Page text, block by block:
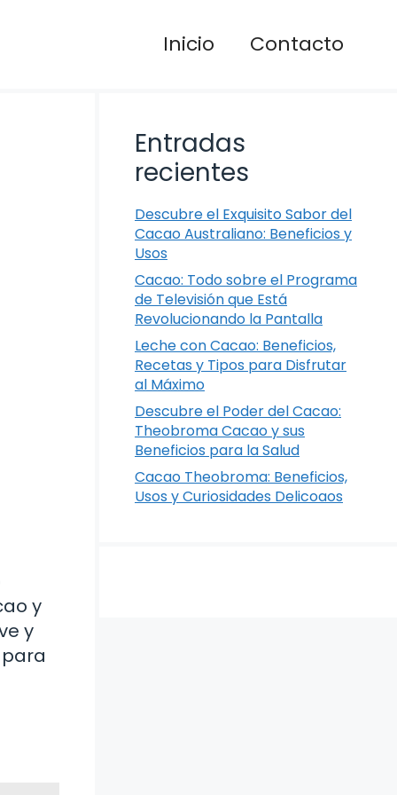
Inicio Contacto
y
y
Entradas
recientes
Descubre el Exquisito Sabor del
Cacao Australiano: Beneficios y
Usos
Cacao: Todo sobre el Programa
de Televisión que Está
Revolucionando la Pantalla
Leche con Cacao: Beneficios,
Recetas y Tipos para Disfrutar
al Máximo
Descubre el Poder del Cacao:
Theobroma Cacao y sus
Beneficios para la Salud
Cacao Theobroma: Beneficios,
Usos y Curiosidades Delicoaos